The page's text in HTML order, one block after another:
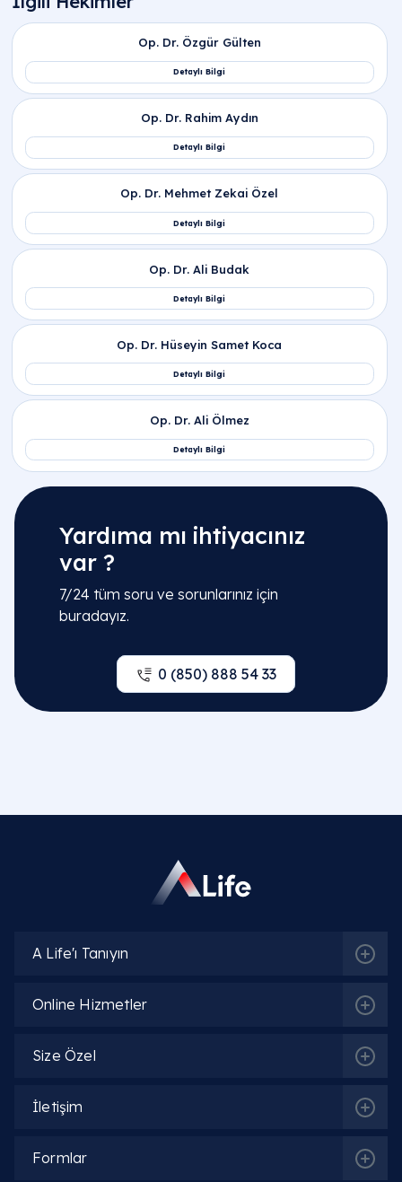
İlgili Bölümler
Yardıma mı ihtiyacınız
var ?
7/24 tüm soru ve sorunlarınız için
buradayız.
0 (850) 888 54 33
A Life'ı Tanıyın
Online Hizmetler
Size Özel
İletişim
Formlar